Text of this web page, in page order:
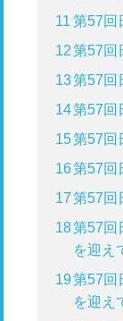
11 第57回
12第57回
13第57回
14第57回
15第57回
16第57回
17第57回
18第57回
を迎え
19第57回
を迎え